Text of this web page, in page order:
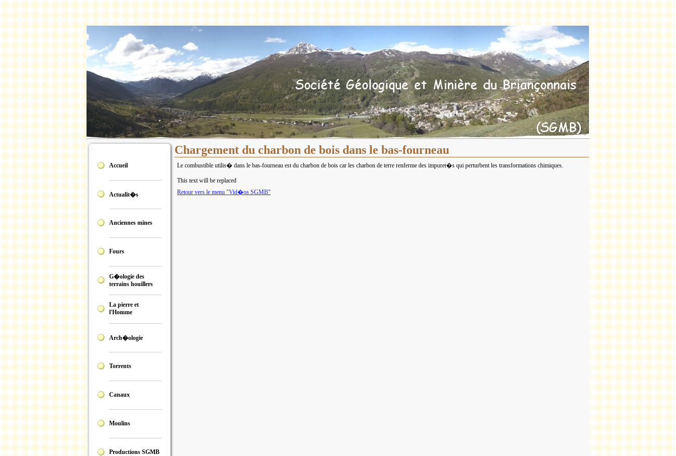
Accueil
Actualit�s
Anciennes mines
Fours
G�ologie des
terrains houillers
La pierre et
l'Homme
Arch�ologie
Torrents
Canaux
Moulins
Productions SGMB
Chargement du charbon de bois dans le bas-fourneau
Le combustible utilis� dans le bas-fourneau est du charbon de bois car les charbon de terre renferme des impuret�s qui perturbent les transformations chimiques.
This text will be replaced
Retour vers le menu "Vid�os SGMB"